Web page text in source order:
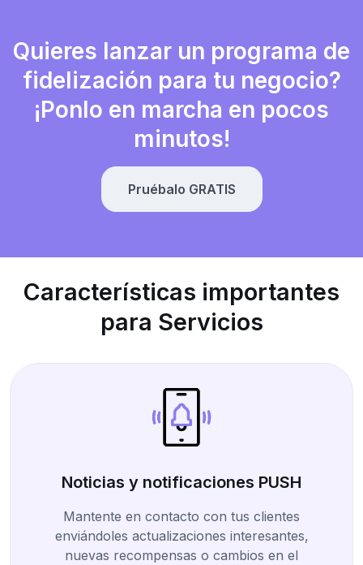
Quieres lanzar un programa de
fidelización para tu negocio?
¡Ponlo en marcha en pocos
minutos!
Pruébalo GRATIS
Características importantes
para Servicios
Noticias y notificaciones PUSH
Mantente en contacto con tus clientes
enviándoles actualizaciones interesantes,
nuevas recompensas o cambios en el